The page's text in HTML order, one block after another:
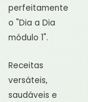
perfeitamente
o "Dia a Dia
módulo 1".
Receitas
versáteis,
saudáveis e